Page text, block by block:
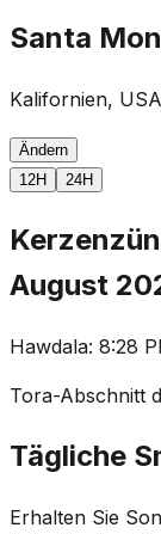
Santa
Kalifornien, USA
Ändern
12H
24H
August
Hawdala: 8:28
Tora-Abschnitt
Tägliche
Erhalten Sie